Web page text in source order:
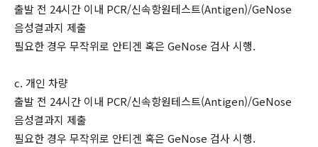
출발 전 24시간 이내 PCR/신속항원테스트(Antigen)/GeNose
음성결과지 제출
필요한 경우 무작위로 안티겐 혹은 GeNose 검사 시행.
c. 개인 차량
출발 전 24시간 이내 PCR/신속항원테스트(Antigen)/GeNose
음성결과지 제출
필요한 경우 무작위로 안티겐 혹은 GeNose 검사 시행.